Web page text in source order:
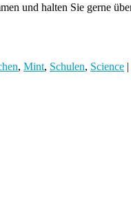
und halten Sie gerne
, Mint, Schulen, Science |